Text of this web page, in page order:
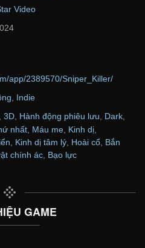
Video
app/2389570/Sniper_Killer/
Indie
3D, Hành động phiêu lưu, Dark,
nhất Máu me Kinh dị
Kinh dị tâm lý Hoài cổ Bắn
chính ác Bạo lực
GAME